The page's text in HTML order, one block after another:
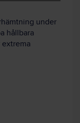
under
hållbara